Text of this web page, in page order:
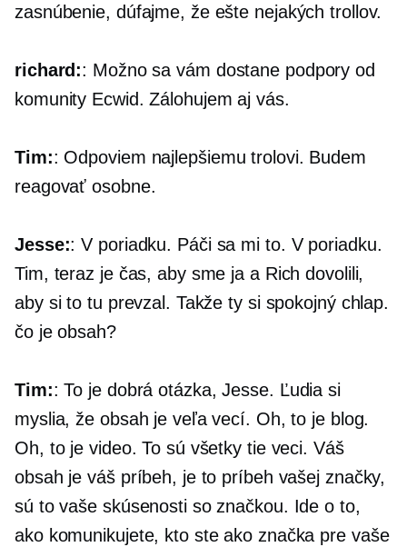
zasnúbenie, dúfajme, že ešte nejakých trollov.
richard:: Možno sa vám dostane podpory od
komunity Ecwid. Zálohujem aj vás.
Tim:: Odpoviem najlepšiemu trolovi. Budem
reagovať osobne.
Jesse:: V poriadku. Páči sa mi to. V poriadku.
Tim, teraz je čas, aby sme ja a Rich dovolili,
aby si to tu prevzal. Takže ty si spokojný chlap.
čo je obsah?
Tim:: To je dobrá otázka, Jesse. Ľudia si
myslia, že obsah je veľa vecí. Oh, to je blog.
Oh, to je video. To sú všetky tie veci. Váš
obsah je váš príbeh, je to príbeh vašej značky,
sú to vaše skúsenosti so značkou. Ide o to,
ako komunikujete, kto ste ako značka pre vaše